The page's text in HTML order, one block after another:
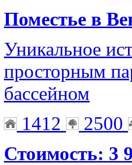
Поместье в
Уникальное
просторным
бассейном
1412
2500
Стоимость: 3